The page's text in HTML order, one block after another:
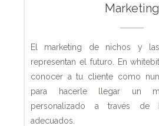
Marketing
El marketing de nichos y
representan el futuro. En
conocer a tu cliente como
para hacerle llegar un
personalizado a través de
adecuados.